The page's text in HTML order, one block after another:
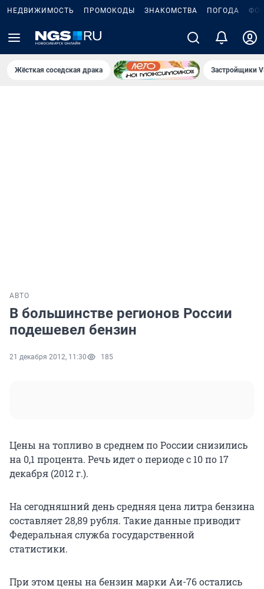
НЕДВИЖИМОСТЬ ПРОМОКОДЫ ЗНАКОМСТВА ПОГОДА
Жёсткая соседская драка Застройщики
АВТО
В большинстве регионов России
подешевел бензин
21 декабря 2012, 11:30 185
Цены на топливо в среднем по России снизились
на 0,1 процента. Речь идет о периоде с 10 по 17
декабря (2012 г.).
На сегодняшний день средняя цена литра бензина
составляет 28,89 рубля. Такие данные приводит
Федеральная служба государственной
статистики.
При этом цены на бензин марки Аи-76 остались